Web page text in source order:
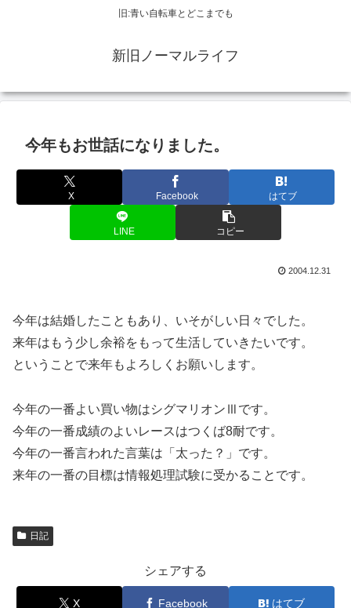
旧:青い自転車とどこまでも
新旧ノーマルライフ
今年もお世話になりました。
X Facebook はてブ
LINE コピー
2004.12.31
今年は結婚したこともあり、いそがしい日々でした。
来年はもう少し余裕をもって生活していきたいです。
ということで来年もよろしくお願いします。
今年の一番よい買い物はシグマリオンⅢです。
今年の一番成績のよいレースはつくば8耐です。
今年の一番言われた言葉は「太った？」です。
来年の一番の目標は情報処理試験に受かることです。
日記
シェアする
X Facebook はてブ